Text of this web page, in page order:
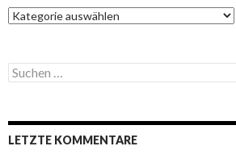
K
a
g
o
n
S
u
e
n
LETZTE KOMMENTARE